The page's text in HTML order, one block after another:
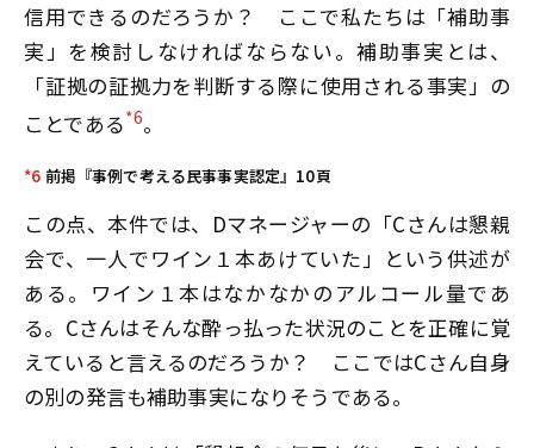
信用できるのだろうか？ ここで私たちは「補助事
実」を検討しなければならない。補助事実とは、
「証拠の証拠力を判断する際に使用される事実」の
ことである*6。
*6 前掲『事例で考える民事事実認定』10頁
この点、本件では、Dマネージャーの「Cさんは懇親
会で、一人でワイン１本あけていた」という供述が
ある。ワイン１本はなかなかのアルコール量であ
る。Cさんはそんな酔っ払った状況のことを正確に覚
えていると言えるのだろうか？ ここではCさん自身
の別の発言も補助事実になりそうである。